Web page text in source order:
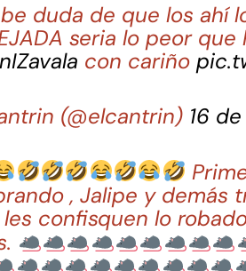
duda de que los ahí
seria lo peor
con cariño
(@elcantrin) 16
, Jalipe y demás
confisquen lo